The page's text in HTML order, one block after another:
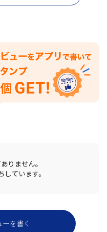
りません。
しています。
ーを書く